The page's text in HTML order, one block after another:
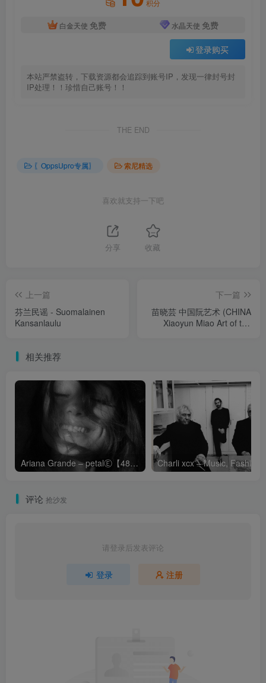
积分
白金天使 免费 水晶天使 免费
登录购买
本站严禁盗转，下载资源都会追踪到账号IP，发现一律封号封
IP处理！！珍惜自己账号！！
THE END
〖OppsUpro专属〗 索尼精选
喜欢就支持一下吧
分享 收藏
上一篇
芬兰民谣 - Suomalainen
Kansanlaulu
下一篇
苗晓芸 中国阮艺术 (CHINA
Xiaoyun Miao Art of the
相关推荐
Ariana Grande – petalⒺ【48kHz／24bit】英国区
评论 抢沙发
请登录后发表评论
登录 注册